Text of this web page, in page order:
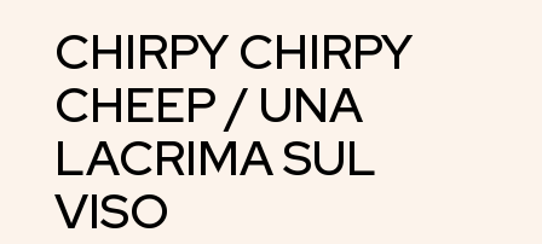
CHIRPY CHIRPY
CHEEP / UNA
LACRIMA SUL
VISO